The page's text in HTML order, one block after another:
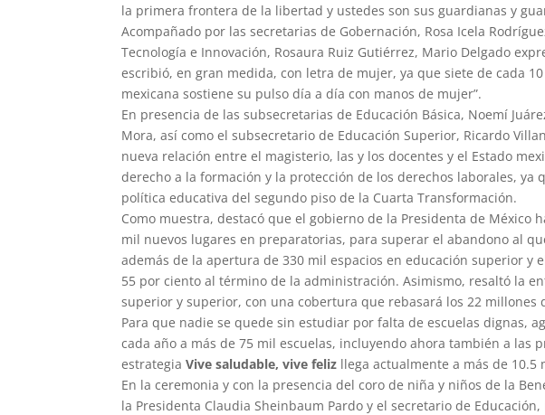
la primera frontera de la libertad y ustedes son sus guardianas y
Acompañado por las secretarias de Gobernación, Rosa Icela
Tecnología e Innovación, Rosaura Ruiz Gutiérrez, Mario Delgado
escribió, en gran medida, con letra de mujer, ya que siete de cada
mexicana sostiene su pulso día a día con manos de mujer”.
En presencia de las subsecretarias de Educación Básica, Noemí
Mora, así como el subsecretario de Educación Superior, Ricardo
nueva relación entre el magisterio, las y los docentes y el Estado
derecho a la formación y la protección de los derechos laborales, ya
política educativa del segundo piso de la Cuarta Transformación.
Como muestra, destacó que el gobierno de la Presidenta de México
mil nuevos lugares en preparatorias, para superar el abandono al
además de la apertura de 330 mil espacios en educación superior y
55 por ciento al término de la administración. Asimismo, resaltó la
superior y superior, con una cobertura que rebasará los 22 millones
Para que nadie se quede sin estudiar por falta de escuelas dignas,
cada año a más de 75 mil escuelas, incluyendo ahora también a las
estrategiaVive saludable, vive feliz llega actualmente a más de
En la ceremonia y con la presencia del coro de niña y niños de la
la Presidenta Claudia Sheinbaum Pardo y el secretario de